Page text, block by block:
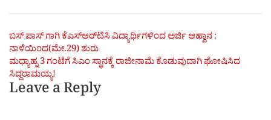
Post
navigation
ಬಸ್ ಪಾಸ್‌ ಗಾಗಿ ಕೆಎಸ್‌ಆರ್‌ಟಿಸಿ ವಿದ್ಯಾರ್ಥಿಗಳಿಂದ ಅರ್ಜಿ ಆಹ್ವಾನ :
ನಾಳೆಯಿಂದ(ಮೇ.29) ಶುರು
ಮಧ್ಯಾಹ್ನ 3 ಗಂಟೆಗೆ ಸಿಎಂ ಸ್ಥಾನಕ್ಕೆ ರಾಜೀನಾಮೆ ಕೊಡುವುದಾಗಿ ಘೋಷಿಸಿದ
ಸಿದ್ದರಾಮಯ್ಯ!
Leave a Reply